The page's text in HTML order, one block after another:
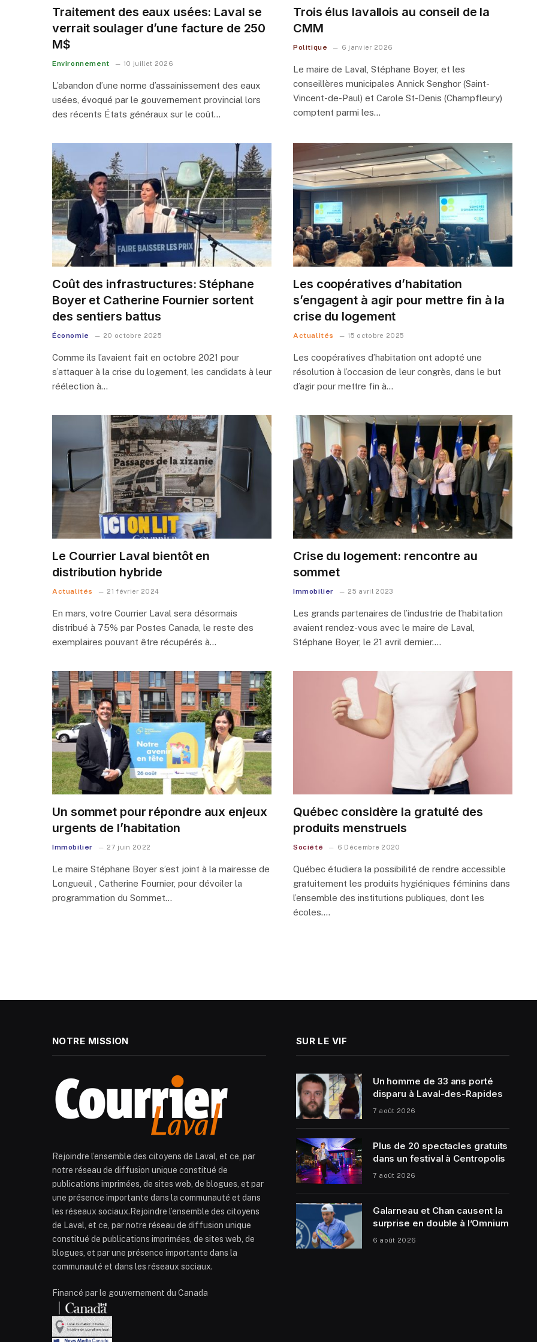
Traitement des eaux usées: Laval se
verrait soulager d’une facture de 250
M$
Environnement 10 juillet 2026
L’abandon d’une norme d’assainissement des eaux
usées, évoqué par le gouvernement provincial lors
des récents États généraux sur le coût…
Trois élus lavallois au conseil de la
CMM
Politique 6 janvier 2026
Le maire de Laval, Stéphane Boyer, et les
conseillères municipales Annick Senghor (Saint-
Vincent-de-Paul) et Carole St-Denis (Champfleury)
comptent parmi les…
Coût des infrastructures: Stéphane
Boyer et Catherine Fournier sortent
des sentiers battus
Économie 20 octobre 2025
Comme ils l’avaient fait en octobre 2021 pour
s’attaquer à la crise du logement, les candidats à leur
réélection à…
Les coopératives d’habitation
s’engagent à agir pour mettre fin à la
crise du logement
Actualités 15 octobre 2025
Les coopératives d’habitation ont adopté une
résolution à l’occasion de leur congrès, dans le but
d’agir pour mettre fin à…
Le Courrier Laval bientôt en
distribution hybride
Actualités 21 février 2024
En mars, votre Courrier Laval sera désormais
distribué à 75% par Postes Canada, le reste des
exemplaires pouvant être récupérés à…
Crise du logement: rencontre au
sommet
Immobilier 25 avril 2023
Les grands partenaires de l’industrie de l’habitation
avaient rendez-vous avec le maire de Laval,
Stéphane Boyer, le 21 avril dernier.…
Un sommet pour répondre aux enjeux
urgents de l’habitation
Immobilier 27 juin 2022
Le maire Stéphane Boyer s’est joint à la mairesse de
Longueuil , Catherine Fournier, pour dévoiler la
programmation du Sommet…
Québec considère la gratuité des
produits menstruels
Société 6 Décembre 2020
Québec étudiera la possibilité de rendre accessible
gratuitement les produits hygiéniques féminins dans
l’ensemble des institutions publiques, dont les
écoles.…
NOTRE MISSION
Rejoindre l’ensemble des citoyens de Laval, et ce, par
notre réseau de diffusion unique constitué de
publications imprimées, de sites web, de blogues, et par
une présence importante dans la communauté et dans
les réseaux sociaux.Rejoindre l’ensemble des citoyens
de Laval, et ce, par notre réseau de diffusion unique
constitué de publications imprimées, de sites web, de
blogues, et par une présence importante dans la
communauté et dans les réseaux sociaux.
Financé par le gouvernement du Canada
SUR LE VIF
Un homme de 33 ans porté
disparu à Laval-des-Rapides
7 août 2026
Plus de 20 spectacles gratuits
dans un festival à Centropolis
7 août 2026
Galarneau et Chan causent la
surprise en double à l’Omnium
6 août 2026